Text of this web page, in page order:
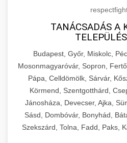
TANÁCSADÁS A
Budapest, Győr, Miskolc,
Mosonmagyaróvár, Sopron,
Pápa, Celldömölk, Sárvár,
Körmend, Szentgotthárd,
Jánosháza, Devecser, Ajka,
Sásd, Dombóvár, Bonyhád,
Szekszárd, Tolna, Fadd, Paks,